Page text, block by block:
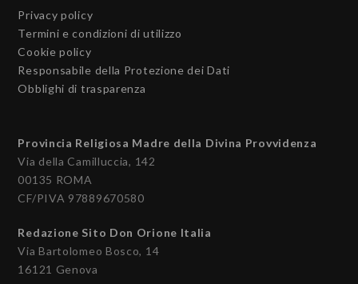
Privacy policy
Termini e condizioni di utilizzo
Cookie policy
Responsabile della Protezione dei Dati
Obblighi di trasparenza
Provincia Religiosa Madre della Divina Provvidenza
Via della Camilluccia, 142
00135 ROMA
CF/PIVA 97889670580
Redazione Sito Don Orione Italia
Via Bartolomeo Bosco, 14
16121 Genova